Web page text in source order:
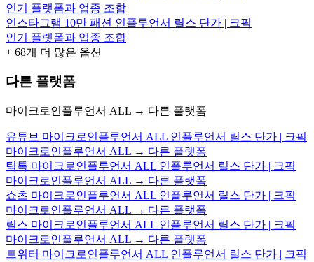
인기 플랫폼과 업종 조합
인스타그램 10만 패션 인플루언서 릴스 단가 | 크픽
인기 플랫폼과 업종 조합
+ 68개 더 많은 옵션
다른 플랫폼
마이크로인플루언서 ALL → 다른 플랫폼
유튜브 마이크로인플루언서 ALL 인플루언서 릴스 단가 | 크픽
마이크로인플루언서 ALL → 다른 플랫폼
틱톡 마이크로인플루언서 ALL 인플루언서 릴스 단가 | 크픽
마이크로인플루언서 ALL → 다른 플랫폼
쇼츠 마이크로인플루언서 ALL 인플루언서 릴스 단가 | 크픽
마이크로인플루언서 ALL → 다른 플랫폼
릴스 마이크로인플루언서 ALL 인플루언서 릴스 단가 | 크픽
마이크로인플루언서 ALL → 다른 플랫폼
트위터 마이크로인플루언서 ALL 인플루언서 릴스 단가 | 크픽